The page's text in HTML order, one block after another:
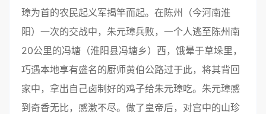
璋为首的农民起义军揭竿而起。在陈州（今河南淮
阳）一次的交战中，朱元璋兵败，一个人逃至陈州南
20公里的冯塘（淮阳县冯塘乡）西，饿晕于草垛里，
巧遇本地享有盛名的厨师黄伯公路过于此，将其背回
家中，拿出自己卤制好的鸡子给朱元璋吃。朱元璋感
到奇香无比，感激不尽。做了皇帝后，对宫中的山珍